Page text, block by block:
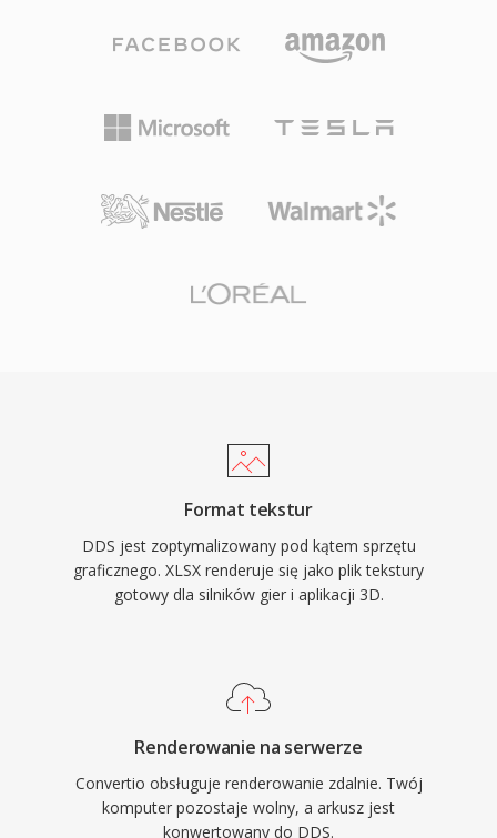
Format tekstur
DDS jest zoptymalizowany pod kątem sprzętu
graficznego. XLSX renderuje się jako plik tekstury
gotowy dla silników gier i aplikacji 3D.
Renderowanie na serwerze
Convertio obsługuje renderowanie zdalnie. Twój
komputer pozostaje wolny, a arkusz jest
konwertowany do DDS.